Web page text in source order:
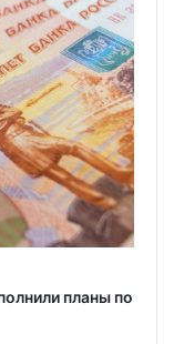
планы по